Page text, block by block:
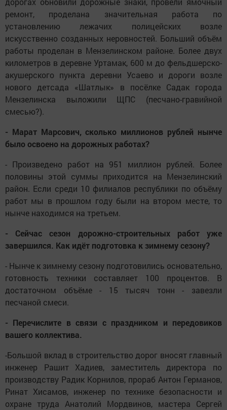
ремонт, проделана значительная работа по
установлению лежачих полицейских возле
искусственно созданных неровностей. Больший объём
работы проделан в Мензелинском районе. Более двух
километров в деревне Уртамак, 600 м до фельдшерско-
акушерского пункта деревни Усаево и дороги возле
нового детсада «Шатлык» в посёлке Садак города
Мензелинска выложили ЩПС (песчано-гравийной
смесью?).
- Марат Марсович, сколько миллионов рублей нынче
было освоено на дорожных работах?
- Произведено работ на 951 миллион рублей. Более
половины этой суммы приходится на Мензелинский
район. Если среди 10 филиалов республики по объёму
работ мы в прошлом году были на втором месте, то
нынче находимся на третьем.
- Сейчас сезон дорожно-строительных работ уже
завершился. Как идёт подготовка к зимнему сезону?
- Нынче к зимнему сезону подготовились основательно,
готовность техники составляет 100 процентов. В
достаточном объёме - 15 тысяч тонн - завезли
песчаной смеси.
- Перечислите в связи с праздником и передовиков
вашего коллектива.
-Большой вклад в строительство дорог вносят главный
инженер Рашит Хадиев, заместитель директора по
производству Радик Корнилов, прораб Антон Германов,
Ринат Хисамов, инженер по технике безопасности и
охране труда Анатолий Мордвинов, мастера Сергей